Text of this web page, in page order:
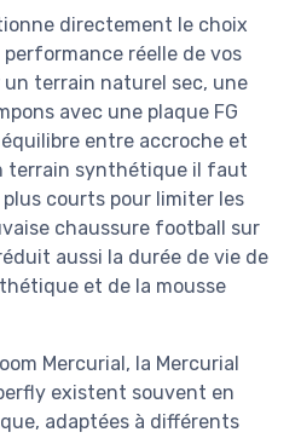
directement le choix
réelle de vos
terrain naturel sec, une
avec une plaque FG
entre accroche et
terrain synthétique il faut
courts pour limiter les
chaussure football sur
aussi la durée de vie de
et de la mousse
Mercurial, la Mercurial
existent souvent en
adaptées à différents